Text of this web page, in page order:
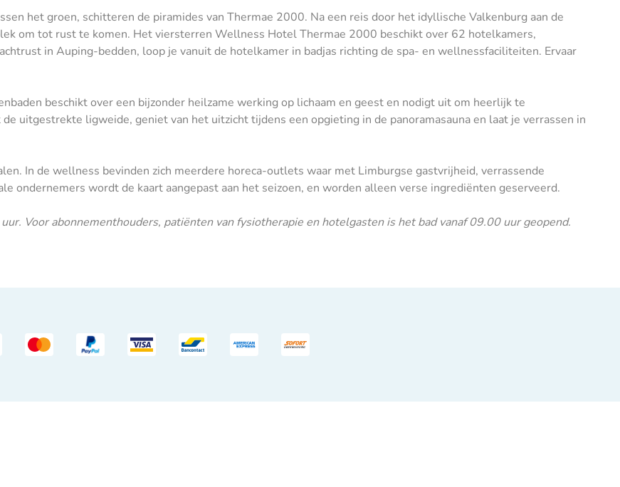
het groen, schitteren de piramides van Thermae 2000. Na een reis door het idyllische Valkenburg aan de
om tot rust te komen. Het viersterren Wellness Hotel Thermae 2000 beschikt over 62 hotelkamers,
in Auping-bedden, loop je vanuit de hotelkamer in badjas richting de spa- en wellnessfaciliteiten. Ervaar
beschikt over een bijzonder heilzame werking op lichaam en geest en nodigt uit om heerlijk te
uitgestrekte ligweide, geniet van het uitzicht tijdens een opgieting in de panoramasauna en laat je verrassen in
In de wellness bevinden zich meerdere horeca-outlets waar met Limburgse gastvrijheid, verrassende
ondernemers wordt de kaart aangepast aan het seizoen, en worden alleen verse ingrediënten geserveerd.
Voor abonnementhouders, patiënten van fysiotherapie en hotelgasten is het bad vanaf 09.00 uur geopend.